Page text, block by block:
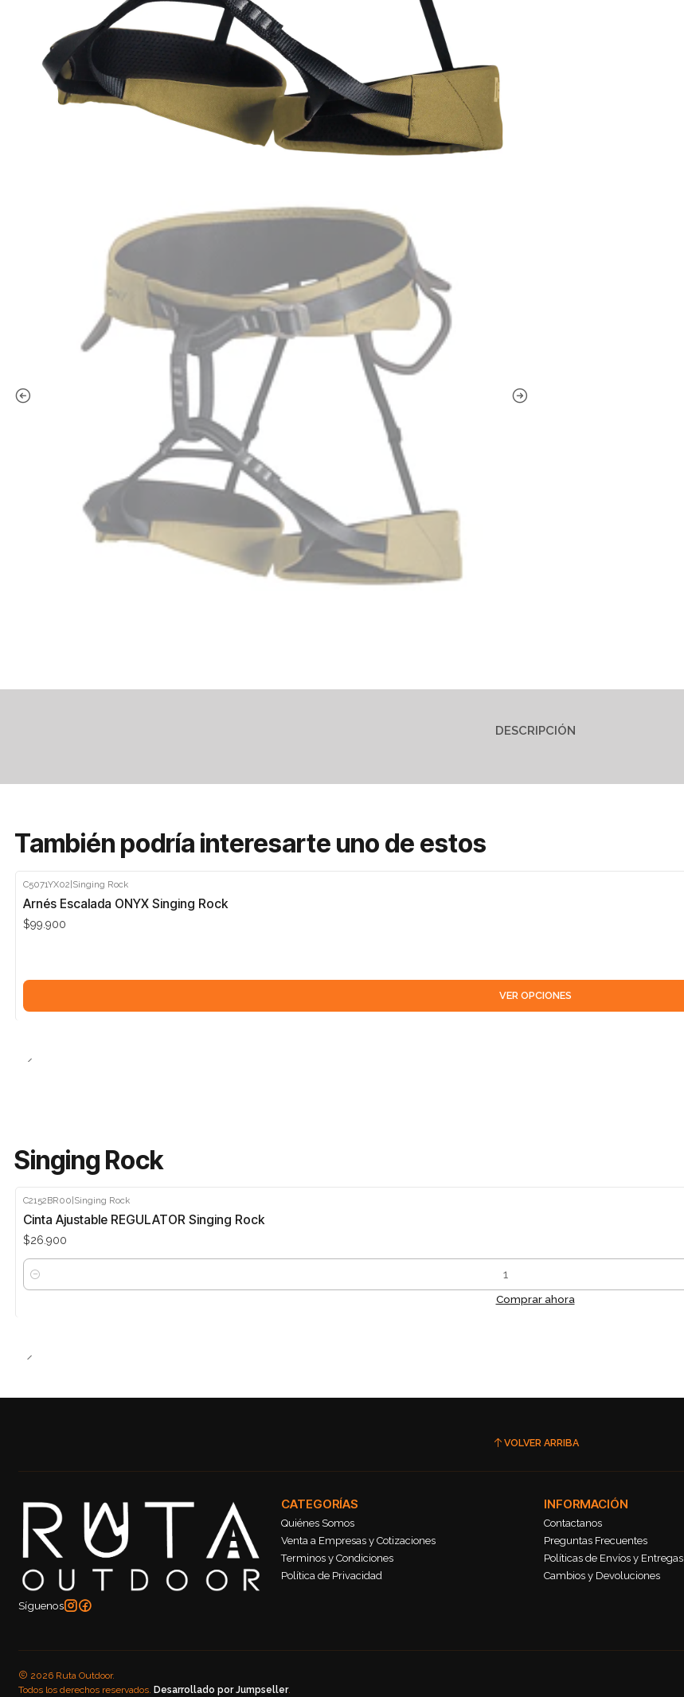
DESCRIPCIÓN
También podría interesarte uno de estos
C5071YX02|Singing Rock
Arnés Escalada ONYX Singing Rock
$99.900
VER OPCIONES
Singing Rock
C2152BR00 Singing Rock
Cinta Ajustable REGULATOR Singing Rock
$26.900
Cantidad
Comprar ahora
VOLVER ARRIBA
Síguenos
CATEGORÍAS
Quiénes Somos
Venta a Empresas y Cotizaciones
Terminos y Condiciones
Política de Privacidad
INFORMACIÓN
Contactanos
Preguntas Frecuentes
Políticas de Envíos y Entregas
Cambios y Devoluciones
2026 Ruta Outdoor.
Todos los derechos reservados. Desarrollado por Jumpseller.